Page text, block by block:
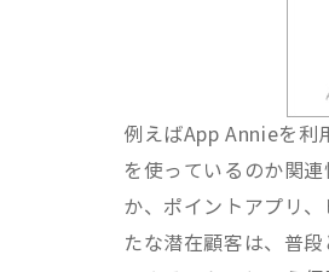
例えばApp Annieを利
を使っているのか関
か、ポイントアプリ
たな潜在顧客は、普